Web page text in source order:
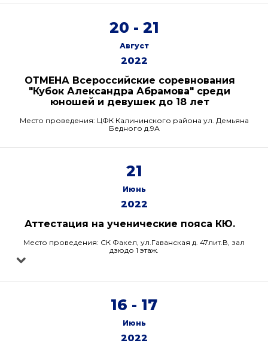
20 - 21
Август
2022
ОТМЕНА Всероссийские соревнования
"Кубок Александра Абрамова" среди
юношей и девушек до 18 лет
Место проведения: ЦФК Калининского района ул. Демьяна
Бедного д.9А
21
Июнь
2022
Аттестация на ученические пояса КЮ.
Место проведения: СК Факел, ул.Гаванская д. 47лит.В, зал
дзюдо 1 этаж.
16 - 17
Июнь
2022